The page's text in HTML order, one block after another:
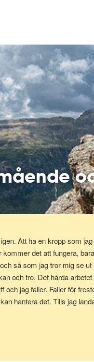
Att ha en kropp som
det att fungera,
så som jag tror mig se
och tro. Det hårda
jag faller. Faller för
hantera det. Tills jag